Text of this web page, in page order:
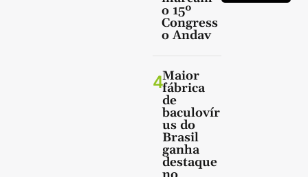
o 15º
Congress
o Andav
4Maior
fábrica
de
baculovír
us do
Brasil
ganha
destaque